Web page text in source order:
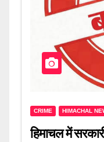
CRIME HIMACHAL
हिमाचल में